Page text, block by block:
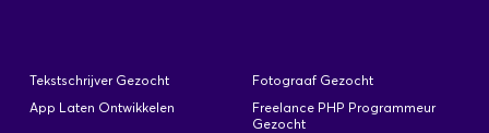
Tekstschrijver Gezocht
Fotograaf Gezocht
App Laten Ontwikkelen
Freelance PHP Programmeur
Gezocht